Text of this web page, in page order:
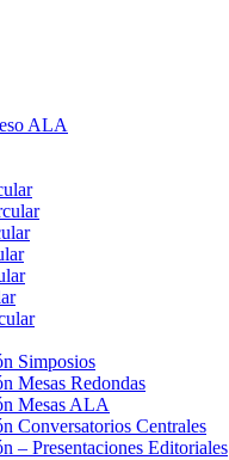
ALA
Simposios
Mesas Redondas
Mesas ALA
Conversatorios Centrales
– Presentaciones Editoriales